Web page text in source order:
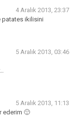
4 Aralık 2013, 23:37
patates ikilisini
5 Aralık 2013, 03:46
5 Aralık 2013, 11:13
ederim 🙂